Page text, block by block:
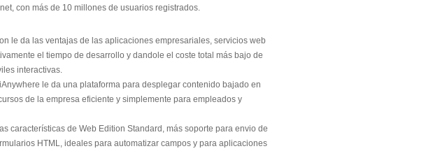
con más de 10 millones de usuarios registrados.
le da las ventajas de las aplicaciones empresariales, servicios web
el tiempo de desarrollo y dandole el coste total más bajo de
interactivas.
le da una plataforma para desplegar contenido bajado en
de la empresa eficiente y simplemente para empleados y
características de Web Edition Standard, más soporte para envio de
HTML, ideales para automatizar campos y para aplicaciones